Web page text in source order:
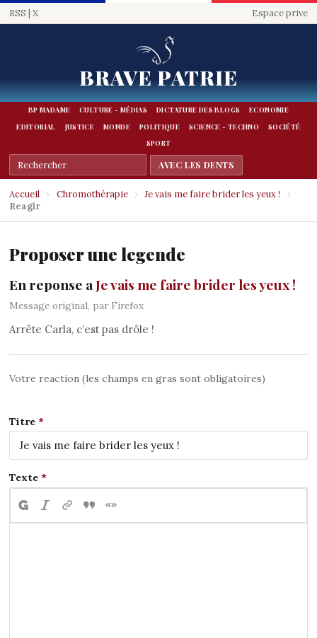
RSS | X Espace prive
BRAVE PATRIE
BP MADAME CULTURE - MÉDIAS DICTATURE DES BLOGS
ECONOMIE
EDITORIAL
JUSTICE MONDE POLITIQUE SCIENCE - TECHNO
SOCIÉTÉ
SPORT
Accueil › Chromothérapie › Je vais me faire brider les yeux !
›
Reagir
Proposer une legende
En reponse aJe vais me faire brider les yeux !
Message original, par Firefox
Arrête Carla, c’est pas drôle !
Votre reaction (les champs en gras sont obligatoires)
Titre
Texte